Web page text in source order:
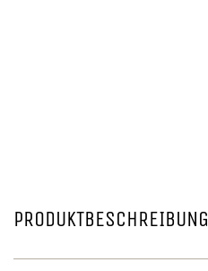
PRODUKTBESCHREIBUNG